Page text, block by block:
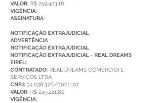
VALOR: R$ 259.423,18
VIGÊNCIA:
ASSINATURA:
NOTIFICAÇÃO EXTRAJUDICIAL
ADVERTÊNCIA
NOTIFICAÇÃO EXTRAJUDICIAL
NOTIFICAÇÃO EXTRAJUDICIAL - REAL DREAMS
EIRELI
CONTRATADO: REAL DREAMS COMÉRCIOI E
SERVIÇOS LTDA
CNPJ: 34.038.376/0001-07
VALOR: R$ 249.221,80
VIGÊNCIA: